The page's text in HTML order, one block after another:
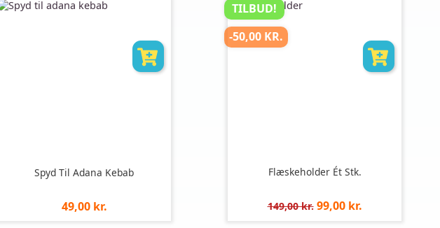
Spyd Til Adana Kebab
Pris
49,00 kr.
Flæskeholder Ét Stk.
Normalpris
149,00 kr. Pris
99,00 kr.
TILBUD!
-50,00 KR.